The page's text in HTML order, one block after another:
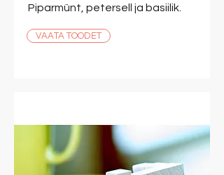
Piparmünt, petersell ja basiilik.
VAATA TOODET